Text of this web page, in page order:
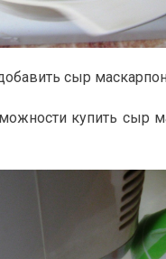
сыр
купить сыр